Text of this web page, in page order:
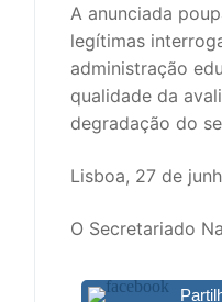
A anunciada
legítimas
administração
qualidade da
degradação do
Lisboa, 27 de
O Secretariado